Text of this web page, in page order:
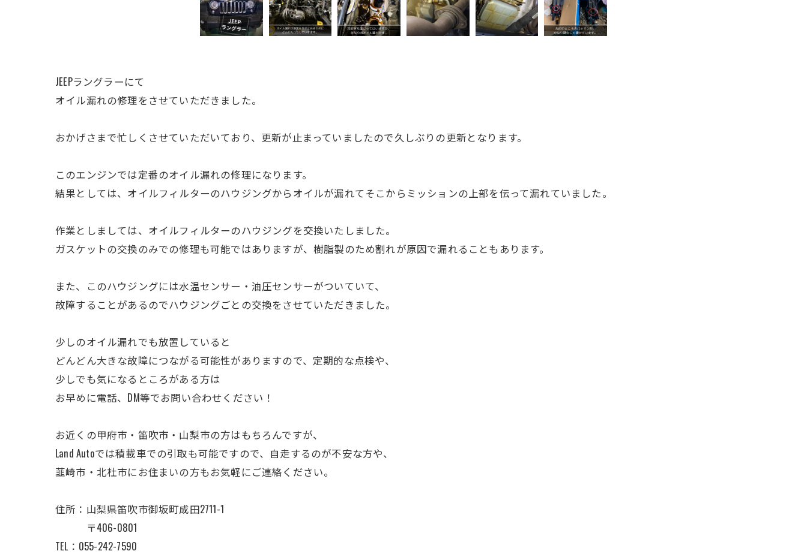
JEEPラングラーにて
オイル漏れの修理をさせていただきました。
おかげさまで忙しくさせていただいており、更新が止まっていましたので久しぶりの更新となります。
このエンジンでは定番のオイル漏れの修理になります。
結果としては、オイルフィルターのハウジングからオイルが漏れてそこからミッションの上部を伝って漏れていました。
作業としましては、オイルフィルターのハウジングを交換いたしました。
ガスケットの交換のみでの修理も可能ではありますが、樹脂製のため割れが原因で漏れることもあります。
また、このハウジングには水温センサー・油圧センサーがついていて、
故障することがあるのでハウジングごとの交換をさせていただきました。
少しのオイル漏れでも放置していると
どんどん大きな故障につながる可能性がありますので、定期的な点検や、
少しでも気になるところがある方は
お早めに電話、DM等でお問い合わせください！
お近くの甲府市・笛吹市・山梨市の方はもちろんですが、
Land Autoでは積載車での引取も可能ですので、自走するのが不安な方や、
韮崎市・北杜市にお住まいの方もお気軽にご連絡ください。
住所：山梨県笛吹市御坂町成田2711-1
〒406-0801
TEL：055-242-7590